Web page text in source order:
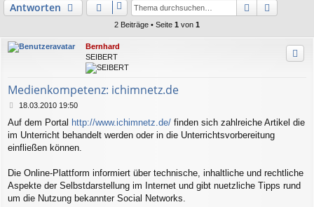
Antworten Suche
2 Beiträge • Seite 1 von 1
Bernhard
SEIBERT
Medienkompetenz: ichimnetz.de
B
i
t
r
18.03.2010 19:50
Auf dem Portal http://www.ichimnetz.de/ finden sich zahlreiche Artikel die
im Unterricht behandelt werden oder in die Unterrichtsvorbereitung
einfließen können.
Die Online-Plattform informiert über technische, inhaltliche und rechtliche
Aspekte der Selbstdarstellung im Internet und gibt nuetzliche Tipps rund
um die Nutzung bekannter Social Networks.